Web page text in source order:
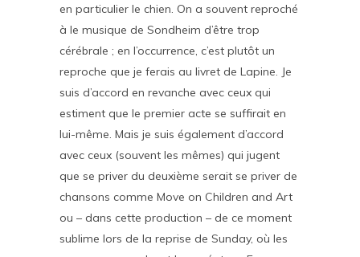
en particulier le chien. On a souvent reproché
à le musique de Sondheim d’être trop
cérébrale ; en l’occurrence, c’est plutôt un
reproche que je ferais au livret de Lapine. Je
suis d’accord en revanche avec ceux qui
estiment que le premier acte se suffirait en
lui-même. Mais je suis également d’accord
avec ceux (souvent les mêmes) qui jugent
que se priver du deuxième serait se priver de
chansons comme Move on Children and Art
ou – dans cette production – de ce moment
sublime lors de la reprise de Sunday, où les